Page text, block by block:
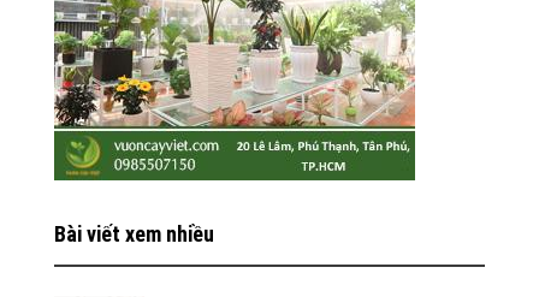
Bài viết xem nhiều